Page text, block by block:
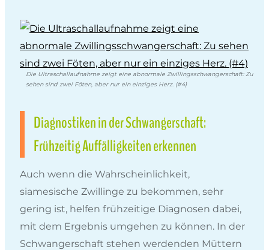
Die Ultraschallaufnahme zeigt eine abnormale Zwillingsschwangerschaft: Zu
sehen sind zwei Föten, aber nur ein einziges Herz. (#4)
Diagnostiken in der Schwangerschaft:
Frühzeitig Auffälligkeiten erkennen
Auch wenn die Wahrscheinlichkeit,
siamesische Zwillinge zu bekommen, sehr
gering ist, helfen frühzeitige Diagnosen dabei,
mit dem Ergebnis umgehen zu können. In der
Schwangerschaft stehen werdenden Müttern